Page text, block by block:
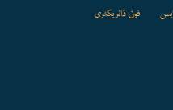
فون ڈائریکٹری